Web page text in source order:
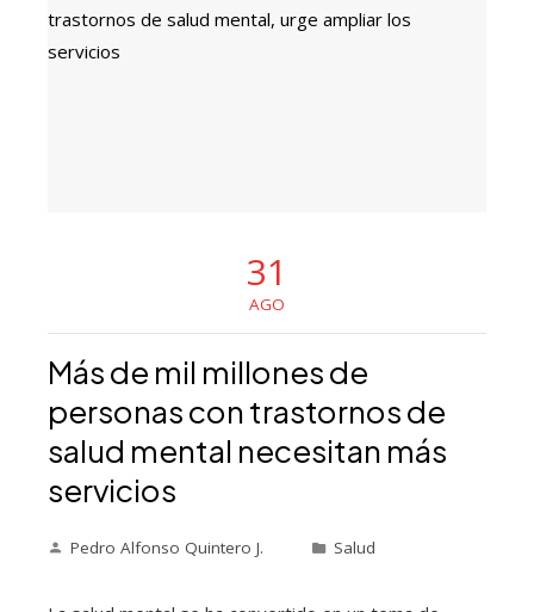
31
AGO
Más de mil millones de
personas con trastornos de
salud mental necesitan más
servicios
Pedro Alfonso Quintero J. Salud